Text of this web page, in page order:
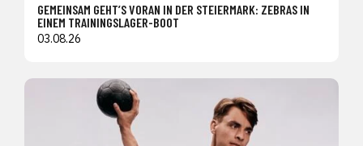
GEMEINSAM GEHT’S VORAN IN DER STEIERMARK: ZEBRAS IN
EINEM TRAININGSLAGER-BOOT
03.08.26